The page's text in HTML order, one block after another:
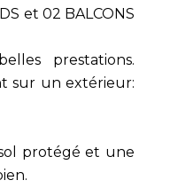
et 02 BALCONS
prestations.
sur un extérieur:
protégé et une